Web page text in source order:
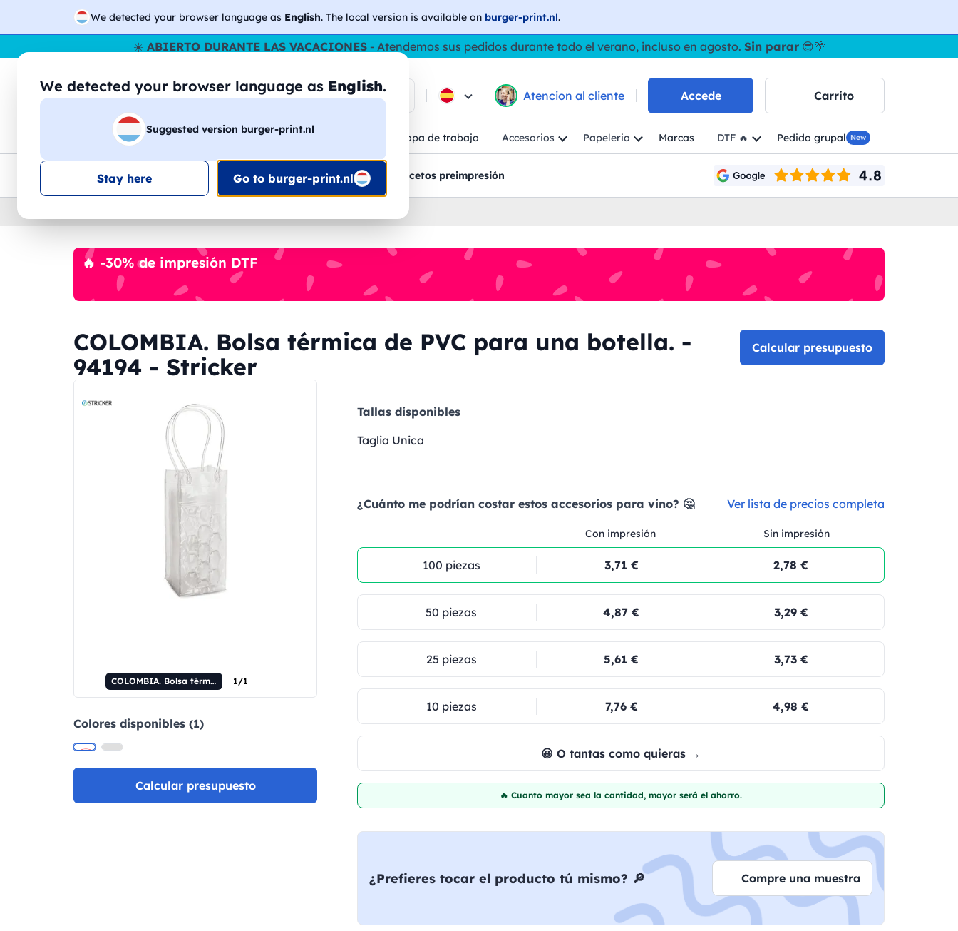
We detected your browser language as English. The local version is available on burger-print.nl.
We detected your browser language as English.
Suggested version burger-print.nl
Stay here Go to burger-print.nl
☀️ ABIERTO DURANTE LAS VACACIONES- Atendemos sus pedidos durante todo el verano, incluso en agosto. Sin parar😎🌴
🔎 Buscar entre los productos Atencion al cliente Accede Carrito
Camisetas Sudaderas Hombre Ropa de trabajo Accesorios Papeleria Marcas DTF 🔥 Pedido grupal New
Envio en toda la UE Descuento por volumenAtencion al cliente Bocetos preimpresión
🔥 -30% de impresión DTF
COLOMBIA. Bolsa térmica de PVC para una botella. -
94194 - Stricker
Calcular presupuesto
COLOMBIA. Bolsa térmica de PVC para una botella. 1/1
Colores disponibles (1)
Calcular presupuesto
Tallas disponibles
Taglia Unica
¿Cuánto me podrían costar estos accesorios para vino? 🤔 Ver lista de precios completa
Con impresión Sin impresión
100 piezas 3,71 € 2,78 €
50 piezas 4,87 € 3,29 €
25 piezas 5,61 € 3,73 €
10 piezas 7,76 € 4,98 €
😀 O tantas como quieras →
🔥 Cuanto mayor sea la cantidad, mayor será el ahorro.
¿Prefieres tocar el producto tú mismo? 🔎 Compre una muestra